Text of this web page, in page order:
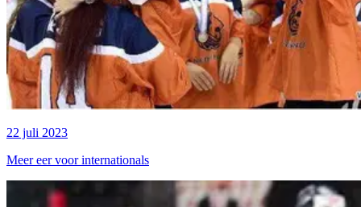
22 juli 2023
Meer eer voor internationals